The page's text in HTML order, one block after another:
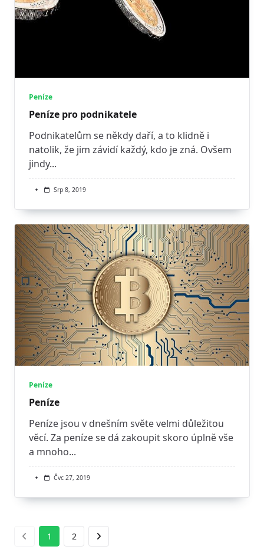
Peníze
Peníze pro podnikatele
Podnikatelům se někdy daří, a to klidně i
natolik, že jim závidí každý, kdo je zná. Ovšem
jindy...
Srp 8, 2019
Peníze
Peníze
Peníze jsou v dnešním světe velmi důležitou
věcí. Za peníze se dá zakoupit skoro úplně vše
a mnoho...
Čvc 27, 2019
1 2